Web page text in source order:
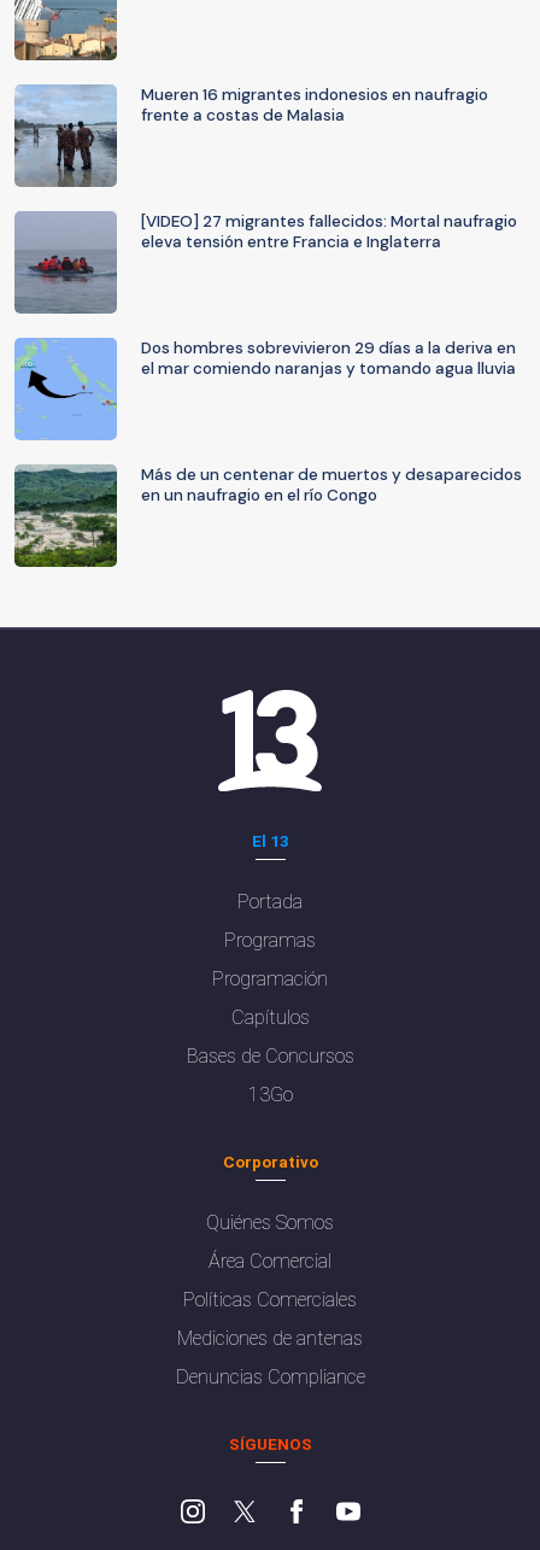
Mueren 16 migrantes indonesios en naufragio
frente a costas de Malasia
[VIDEO] 27 migrantes fallecidos: Mortal naufragio
eleva tensión entre Francia e Inglaterra
Dos hombres sobrevivieron 29 días a la deriva en
el mar comiendo naranjas y tomando agua lluvia
Más de un centenar de muertos y desaparecidos
en un naufragio en el río Congo
El 13
Portada
Programas
Programación
Capítulos
Bases de Concursos
13Go
Corporativo
Quiénes Somos
Área Comercial
Políticas Comerciales
Mediciones de antenas
Denuncias Compliance
SÍGUENOS